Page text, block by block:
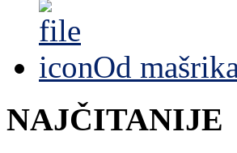
Od
NAJČITANIJE